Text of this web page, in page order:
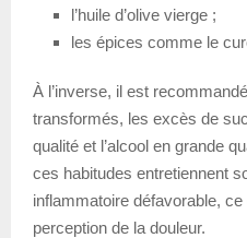
l’huile d’olive vierge ;
les épices comme le
À l’inverse, il est
transformés, les excès de
qualité et l’alcool en grande
ces habitudes entretiennent
inflammatoire défavorable,
perception de la douleur.